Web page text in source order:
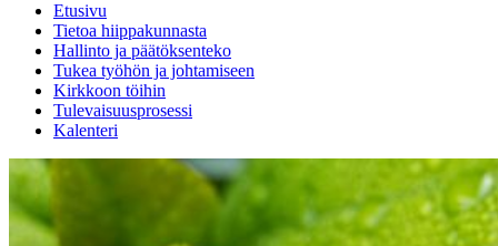
Etusivu
Tietoa hiippakunnasta
Hallinto ja päätöksenteko
Tukea työhön ja johtamiseen
Kirkkoon töihin
Tulevaisuusprosessi
Kalenteri